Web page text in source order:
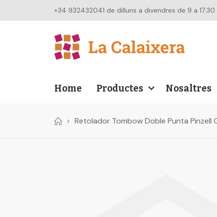
+34 932432041 de dilluns a divendres de 9 a 17:30
Home Productes Nosaltres
Retolador Tombow Doble Punta Pinzell